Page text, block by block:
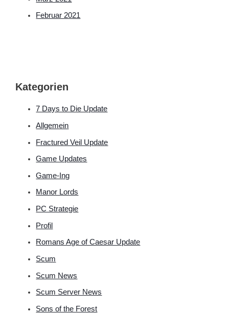
Februar 2021
Kategorien
7 Days to Die Update
Allgemein
Fractured Veil Update
Game Updates
Game-Ing
Manor Lords
PC Strategie
Profil
Romans Age of Caesar Update
Scum
Scum News
Scum Server News
Sons of the Forest